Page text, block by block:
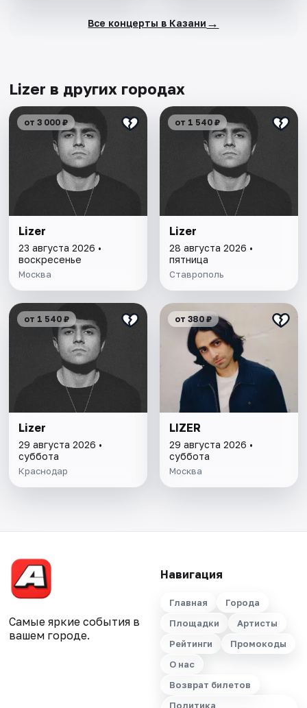
Все концерты в Казани →
Lizer в других городах
от 3 000 ₽
Lizer
23 августа 2026 •
воскресенье
Москва
от 1 540 ₽
Lizer
28 августа 2026 •
пятница
Ставрополь
от 1 540 ₽
Lizer
29 августа 2026 •
суббота
Краснодар
от 380 ₽
LIZER
29 августа 2026 •
суббота
Москва
Самые яркие события в
вашем городе.
Навигация
Главная
Города
Площадки
Артисты
Рейтинги
Промокоды
О нас
Возврат билетов
Политика